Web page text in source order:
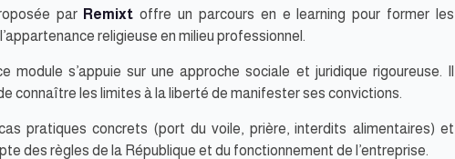
par Remixt offre un parcours en e learning pour former les
religieuse en milieu professionnel.
module s’appuie sur une approche sociale et juridique rigoureuse. Il
connaître les limites à la liberté de manifester ses convictions.
pratiques concrets (port du voile, prière, interdits alimentaires) et
des règles de la République et du fonctionnement de l’entreprise.